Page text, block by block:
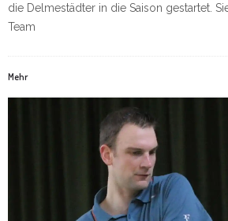
die Delmestädter in die Saison gestartet.
Team
Mehr